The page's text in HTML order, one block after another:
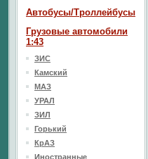
Автобусы/Троллейбусы
Грузовые автомобили
1:43
ЗИС
Камский
МАЗ
УРАЛ
ЗИЛ
Горький
КрАЗ
Иностранные